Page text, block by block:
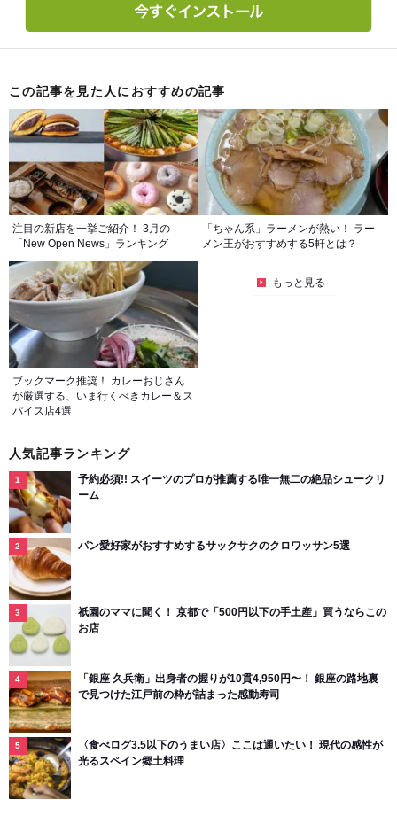
この記事を見た人におすすめの記事
注目の新店を一挙ご紹介！ 3月の
「New Open News」ランキング
「ちゃん系」ラーメンが熱い！ ラー
メン王がおすすめする5軒とは？
ブックマーク推奨！ カレーおじさん
が厳選する、いま行くべきカレー＆ス
パイス店4選
もっと見る
人気記事ランキング
予約必須!! スイーツのプロが推薦する唯一無二の絶品シュークリ
ーム
パン愛好家がおすすめするサックサクのクロワッサン5選
祇園のママに聞く！ 京都で「500円以下の手土産」買うならこの
お店
「銀座 久兵衛」出身者の握りが10貫4,950円〜！ 銀座の路地裏
で見つけた江戸前の粋が詰まった感動寿司
〈食べログ3.5以下のうまい店〉ここは通いたい！ 現代の感性が
光るスペイン郷土料理